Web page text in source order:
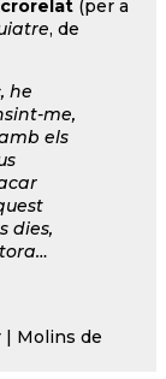
(per a
, de
he
me,
els
dies,
| Molins de